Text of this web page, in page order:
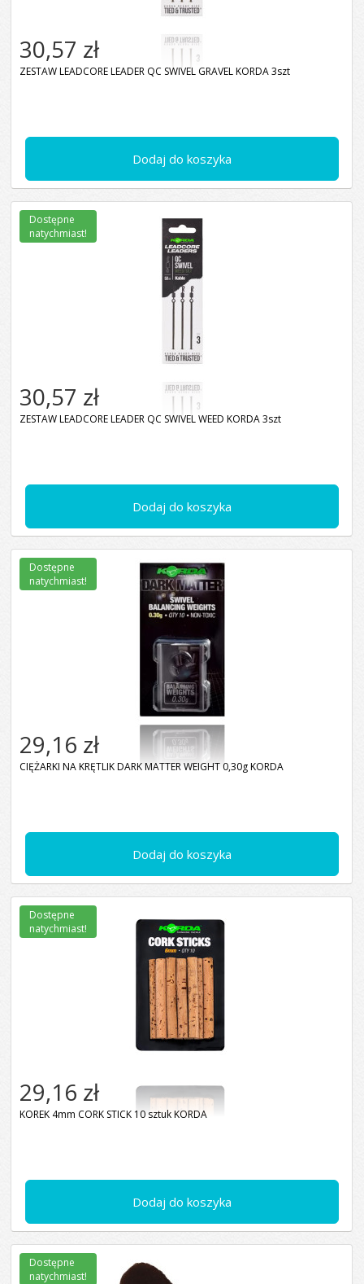
Dodaj do koszyka
30,57 zł
ZESTAW LEADCORE LEADER QC SWIVEL GRAVEL KORDA 3szt
Dodaj do koszyka
30,57 zł
ZESTAW LEADCORE LEADER QC SWIVEL WEED KORDA 3szt
Dostępne
natychmiast!
Dodaj do koszyka
29,16 zł
CIĘŻARKI NA KRĘTLIK DARK MATTER WEIGHT 0,30g KORDA
Dostępne
natychmiast!
Dodaj do koszyka
29,16 zł
KOREK 4mm CORK STICK 10 sztuk KORDA
Dostępne
natychmiast!
Dostępne
natychmiast!